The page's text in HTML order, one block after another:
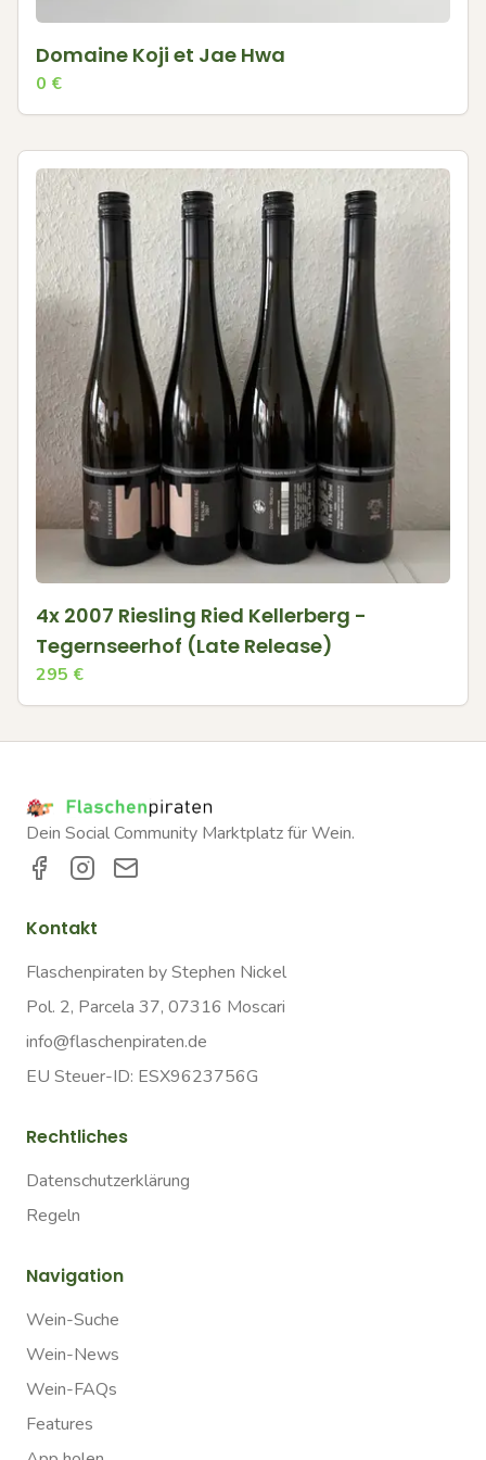
Domaine Koji et Jae Hwa
0 €
4x 2007 Riesling Ried Kellerberg -
Tegernseerhof (Late Release)
295 €
Dein Social Community Marktplatz für Wein.
Kontakt
Flaschenpiraten by Stephen Nickel
Pol. 2, Parcela 37, 07316 Moscari
info@flaschenpiraten.de
EU Steuer-ID: ESX9623756G
Rechtliches
Datenschutzerklärung
Regeln
Navigation
Wein-Suche
Wein-News
Wein-FAQs
Features